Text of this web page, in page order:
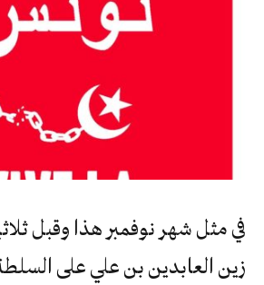
في مثل شهر نوفمبر هذا وقبل
زين العابدين بن علي على